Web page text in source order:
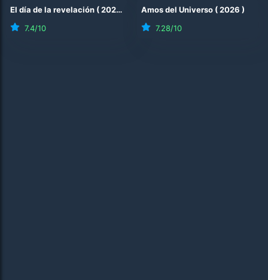
El día de la revelación (2026 )
7.4/10
Amos del Universo (2026 )
7.28/10